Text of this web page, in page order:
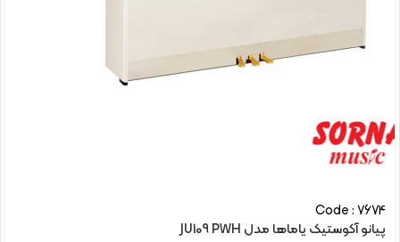
Code : 7674
پیانو آکوستیک یاماها مدل JU109 PWH